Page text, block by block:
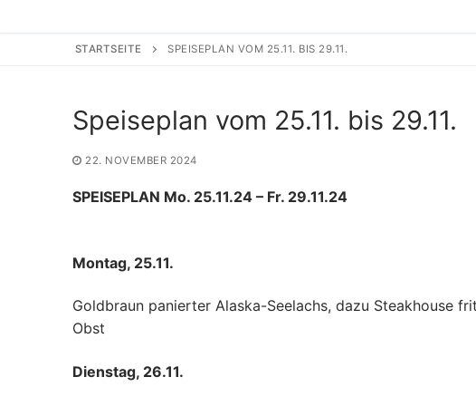
STARTSEITE SPEISEPLAN VOM 25.11. BIS 29.11.
Speiseplan vom 25.11. bis 29.11.
22. NOVEMBER 2024
SPEISEPLAN Mo. 25.11.24 – Fr. 29.11.24
Montag, 25.11.
Goldbraun panierter Alaska-Seelachs, dazu Steakhouse
Obst
Dienstag, 26.11.